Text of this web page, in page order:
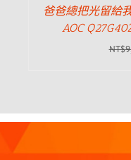
爸爸總把光留給
AOC
NT$